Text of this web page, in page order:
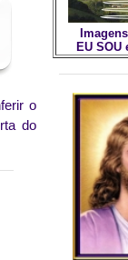
o
do
EU SOU